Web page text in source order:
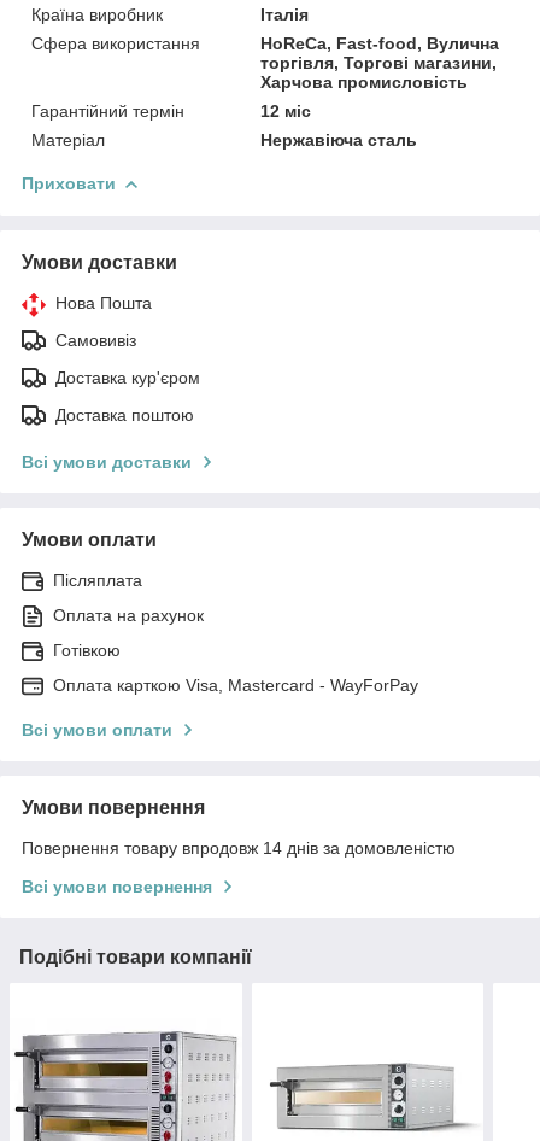
Країна виробник
Італія
Сфера використання
HoReCa, Fast-food, Вулична
торгівля, Торгові магазини,
Харчова промисловість
Гарантійний термін
12 міс
Матеріал
Нержавіюча сталь
Приховати
Умови доставки
Нова Пошта
Самовивіз
Доставка кур'єром
Доставка поштою
Всі умови доставки
Умови оплати
Післяплата
Оплата на рахунок
Готівкою
Оплата карткою Visa, Mastercard - WayForPay
Всі умови оплати
Умови повернення
Повернення товару впродовж 14 днів за домовленістю
Всі умови повернення
Подібні товари компанії